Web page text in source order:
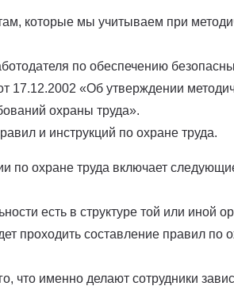
которые мы учитываем при
по обеспечению
«Об утверждении
охраны труда».
и инструкций по охране труда.
по охране труда включает
есть в структуре той или иной
проходить составление правил
что именно делают сотрудники